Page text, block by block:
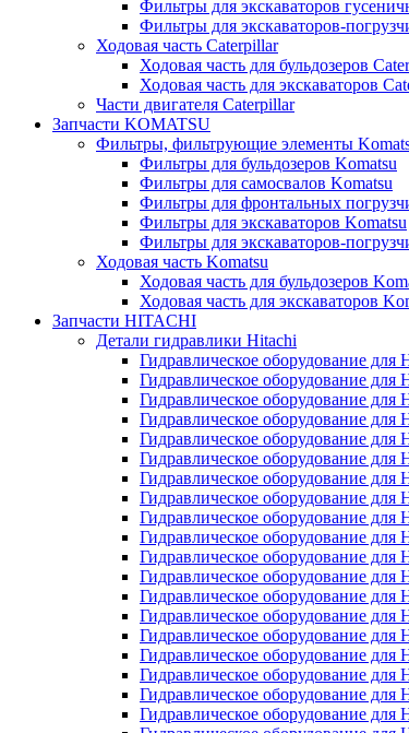
Фильтры для экскаваторов
Фильтры для экскаваторов-
Ходовая часть Caterpillar
Ходовая часть для бульдозеров
Ходовая часть для экскаваторов
Части двигателя Caterpillar
Запчасти KOMATSU
Фильтры, фильтрующие элементы
Фильтры для бульдозеров Komatsu
Фильтры для самосвалов Komatsu
Фильтры для фронтальных
Фильтры для экскаваторов Komatsu
Фильтры для экскаваторов-
Ходовая часть Komatsu
Ходовая часть для бульдозеров
Ходовая часть для экскаваторов
Запчасти HITACHI
Детали гидравлики Hitachi
Гидравлическое оборудование
Гидравлическое оборудование для
Гидравлическое оборудование для
Гидравлическое оборудование для
Гидравлическое оборудование для
Гидравлическое оборудование
Гидравлическое оборудование для
Гидравлическое оборудование
Гидравлическое оборудование для
Гидравлическое оборудование
Гидравлическое оборудование для
Гидравлическое оборудование
Гидравлическое оборудование для
Гидравлическое оборудование
Гидравлическое оборудование
Гидравлическое оборудование
Гидравлическое оборудование
Гидравлическое оборудование
Гидравлическое оборудование